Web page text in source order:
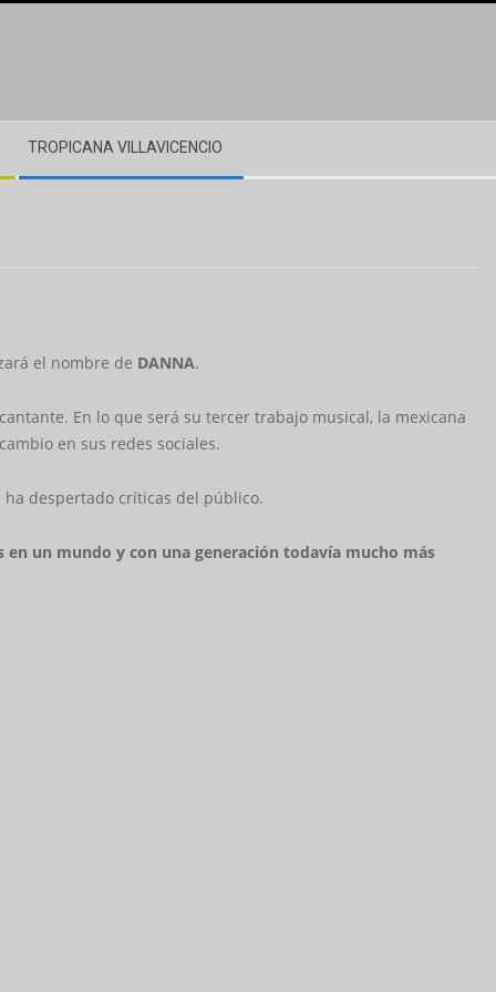
TROPICANA VILLAVICENCIO
el nombre de DANNA.
En lo que será su tercer trabajo musical, la mexicana
en sus redes sociales.
despertado críticas del público.
en un mundo y con una generación todavía mucho más